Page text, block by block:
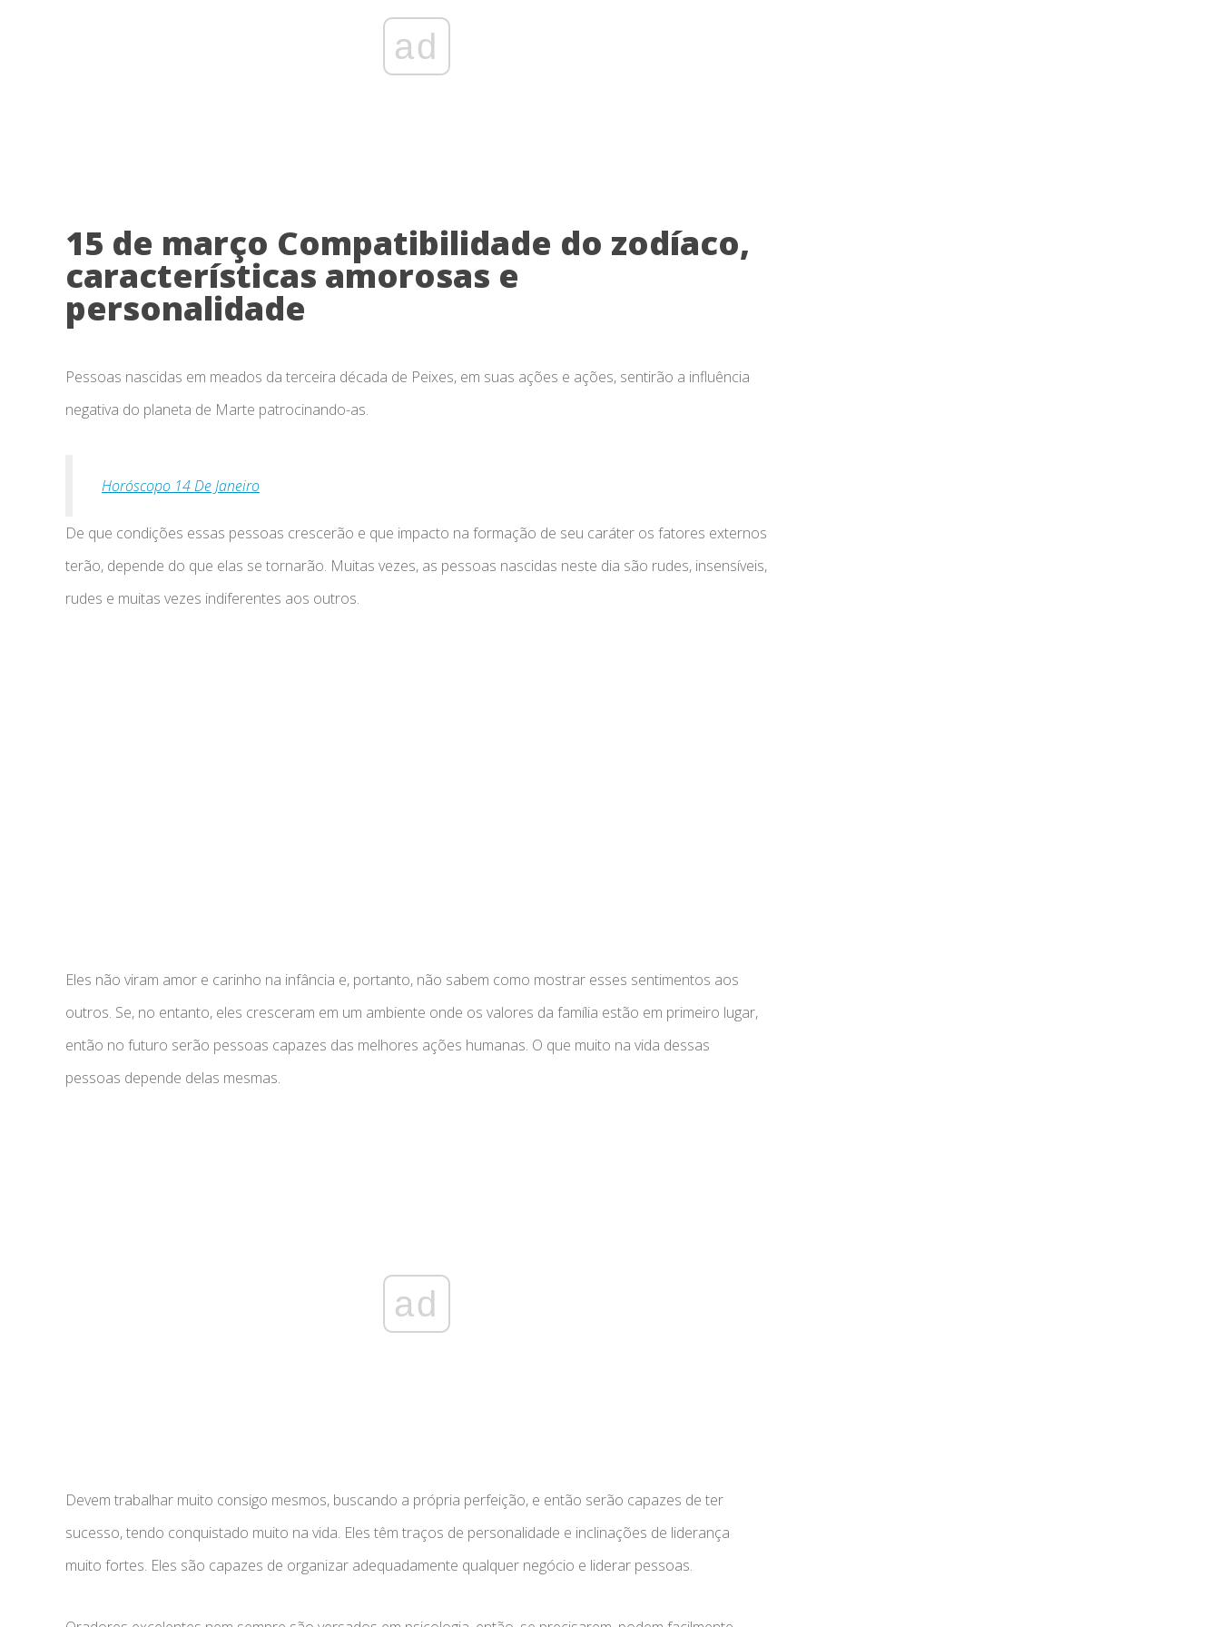
ad
15 de março Compatibilidade do zodíaco,
características amorosas e
personalidade
Pessoas nascidas em meados da terceira década de Peixes, em suas ações e ações, sentirão a influência
negativa do planeta de Marte patrocinando-as.
Horóscopo 14 De Janeiro
De que condições essas pessoas crescerão e que impacto na formação de seu caráter os fatores externos
terão, depende do que elas se tornarão. Muitas vezes, as pessoas nascidas neste dia são rudes, insensíveis,
rudes e muitas vezes indiferentes aos outros.
Eles não viram amor e carinho na infância e, portanto, não sabem como mostrar esses sentimentos aos
outros. Se, no entanto, eles cresceram em um ambiente onde os valores da família estão em primeiro lugar,
então no futuro serão pessoas capazes das melhores ações humanas. O que muito na vida dessas
pessoas depende delas mesmas.
ad
Devem trabalhar muito consigo mesmos, buscando a própria perfeição, e então serão capazes de ter
sucesso, tendo conquistado muito na vida. Eles têm traços de personalidade e inclinações de liderança
muito fortes. Eles são capazes de organizar adequadamente qualquer negócio e liderar pessoas.